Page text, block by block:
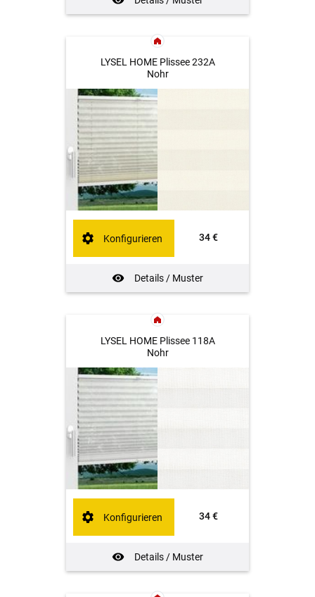
LYSEL HOME Plissee 232A
Nohr
34 €
Details / Muster
Konfigurieren
LYSEL HOME Plissee 118A
Nohr
34 €
Details / Muster
Konfigurieren